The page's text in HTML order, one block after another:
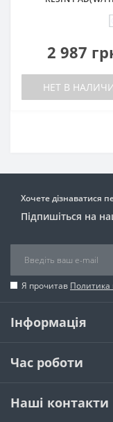
2 987
НЕТ В
Хочете дізнаватися
Підпишіться на
Я прочитав
Інформація
Час роботи
Наші контакти